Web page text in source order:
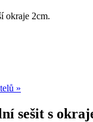
okraje 2cm.
»
sešit s